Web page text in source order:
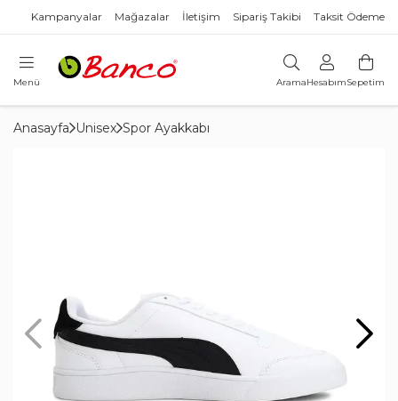
Kampanyalar Mağazalar İletişim Sipariş Takibi Taksit Ödeme
Menü AramaHesabımSepetim
Anasayfa Unisex Spor Ayakkabı